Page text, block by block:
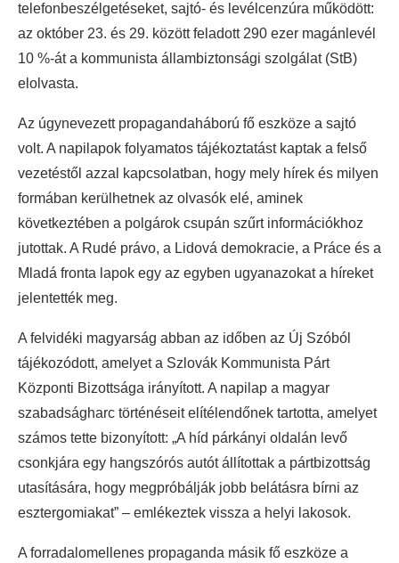
telefonbeszélgetéseket, sajtó- és levélcenzúra működött:
az október 23. és 29. között feladott 290 ezer magánlevél
10 %-át a kommunista állambiztonsági szolgálat (StB)
elolvasta.
Az úgynevezett propagandaháború fő eszköze a sajtó
volt. A napilapok folyamatos tájékoztatást kaptak a felső
vezetéstől azzal kapcsolatban, hogy mely hírek és milyen
formában kerülhetnek az olvasók elé, aminek
következtében a polgárok csupán szűrt információkhoz
jutottak. A Rudé právo, a Lidová demokracie, a Práce és a
Mladá fronta lapok egy az egyben ugyanazokat a híreket
jelentették meg.
A felvidéki magyarság abban az időben az Új Szóból
tájékozódott, amelyet a Szlovák Kommunista Párt
Központi Bizottsága irányított. A napilap a magyar
szabadságharc történéseit elítélendőnek tartotta, amelyet
számos tette bizonyított: „A híd párkányi oldalán levő
csonkjára egy hangszórós autót állítottak a pártbizottság
utasítására, hogy megpróbálják jobb belátásra bírni az
esztergomiakat” – emlékeztek vissza a helyi lakosok.
A forradalomellenes propaganda másik fő eszköze a